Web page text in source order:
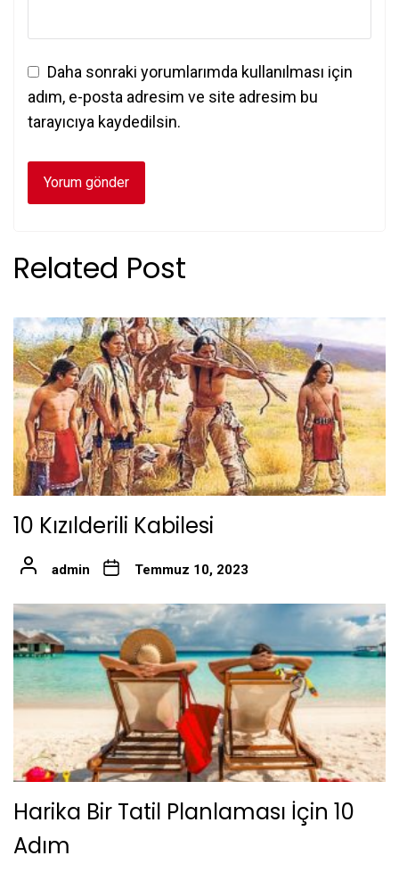
Daha sonraki yorumlarımda kullanılması için
adım, e-posta adresim ve site adresim bu
tarayıcıya kaydedilsin.
Related Post
10 Kızılderili Kabilesi
admin Temmuz 10, 2023
Harika Bir Tatil Planlaması İçin 10
Adım